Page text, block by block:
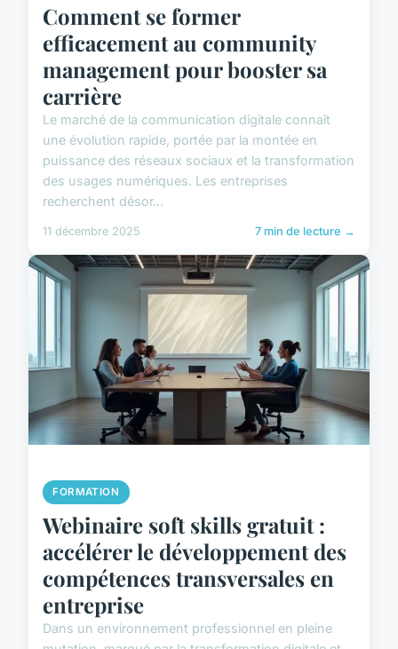
Comment se former
efficacement au community
management pour booster sa
carrière
Le marché de la communication digitale connaît
une évolution rapide, portée par la montée en
puissance des réseaux sociaux et la transformation
des usages numériques. Les entreprises
recherchent désor...
11 décembre 2025 7 min de lecture →
FORMATION
Webinaire soft skills gratuit :
accélérer le développement des
compétences transversales en
entreprise
Dans un environnement professionnel en pleine